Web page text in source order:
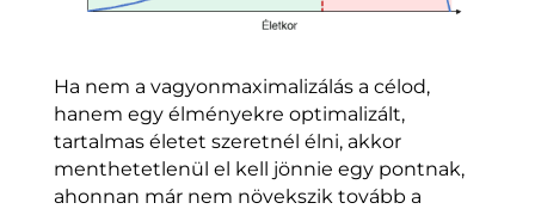
Ha nem a vagyonmaximalizálás a célod,
hanem egy élményekre optimalizált,
tartalmas életet szeretnél élni, akkor
menthetetlenül el kell jönnie egy pontnak,
ahonnan már nem növekszik tovább a